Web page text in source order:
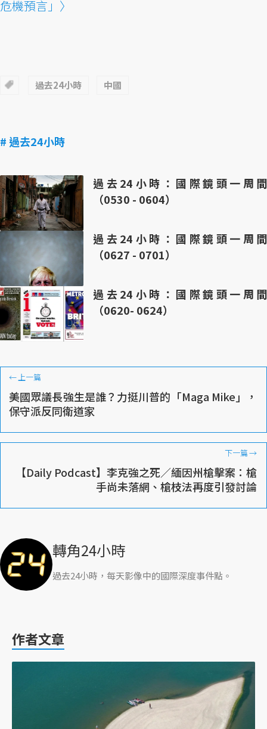
危機預言」〉
過去24小時 中國
# 過去24小時
過去24小時：國際鏡頭一周間
（0530 - 0604）
過去24小時：國際鏡頭一周間
（0627 - 0701）
過去24小時：國際鏡頭一周間
（0620- 0624）
← 上一篇
美國眾議長強生是誰？力挺川普的「Maga Mike」，
保守派反同衛道家
下一篇→
【Daily Podcast】李克強之死／緬因州槍擊案：槍
手尚未落網、槍枝法再度引發討論
轉角24小時
過去24小時，每天影像中的國際深度事件點。
作者文章